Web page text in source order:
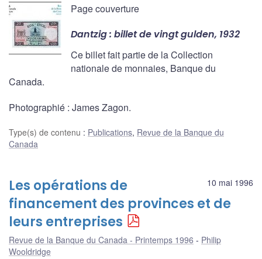
Page couverture
Dantzig : billet de vingt gulden, 1932
Ce billet fait partie de la Collection
nationale de monnaies, Banque du
Canada.
Photographié : James Zagon.
Type(s) de contenu : Publications, Revue de la Banque du
Canada
10 mai 1996
Les opérations de
financement des provinces et de
leurs entreprises
Revue de la Banque du Canada - Printemps 1996
Philip
Wooldridge